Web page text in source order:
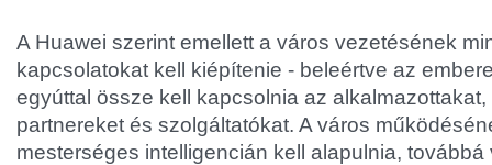
A Huawei szerint emellett a város vezetésének
kapcsolatokat kell kiépítenie - beleértve az
egyúttal össze kell kapcsolnia az
partnereket és szolgáltatókat. A város
mesterséges intelligencián kell alapulnia, továbbá